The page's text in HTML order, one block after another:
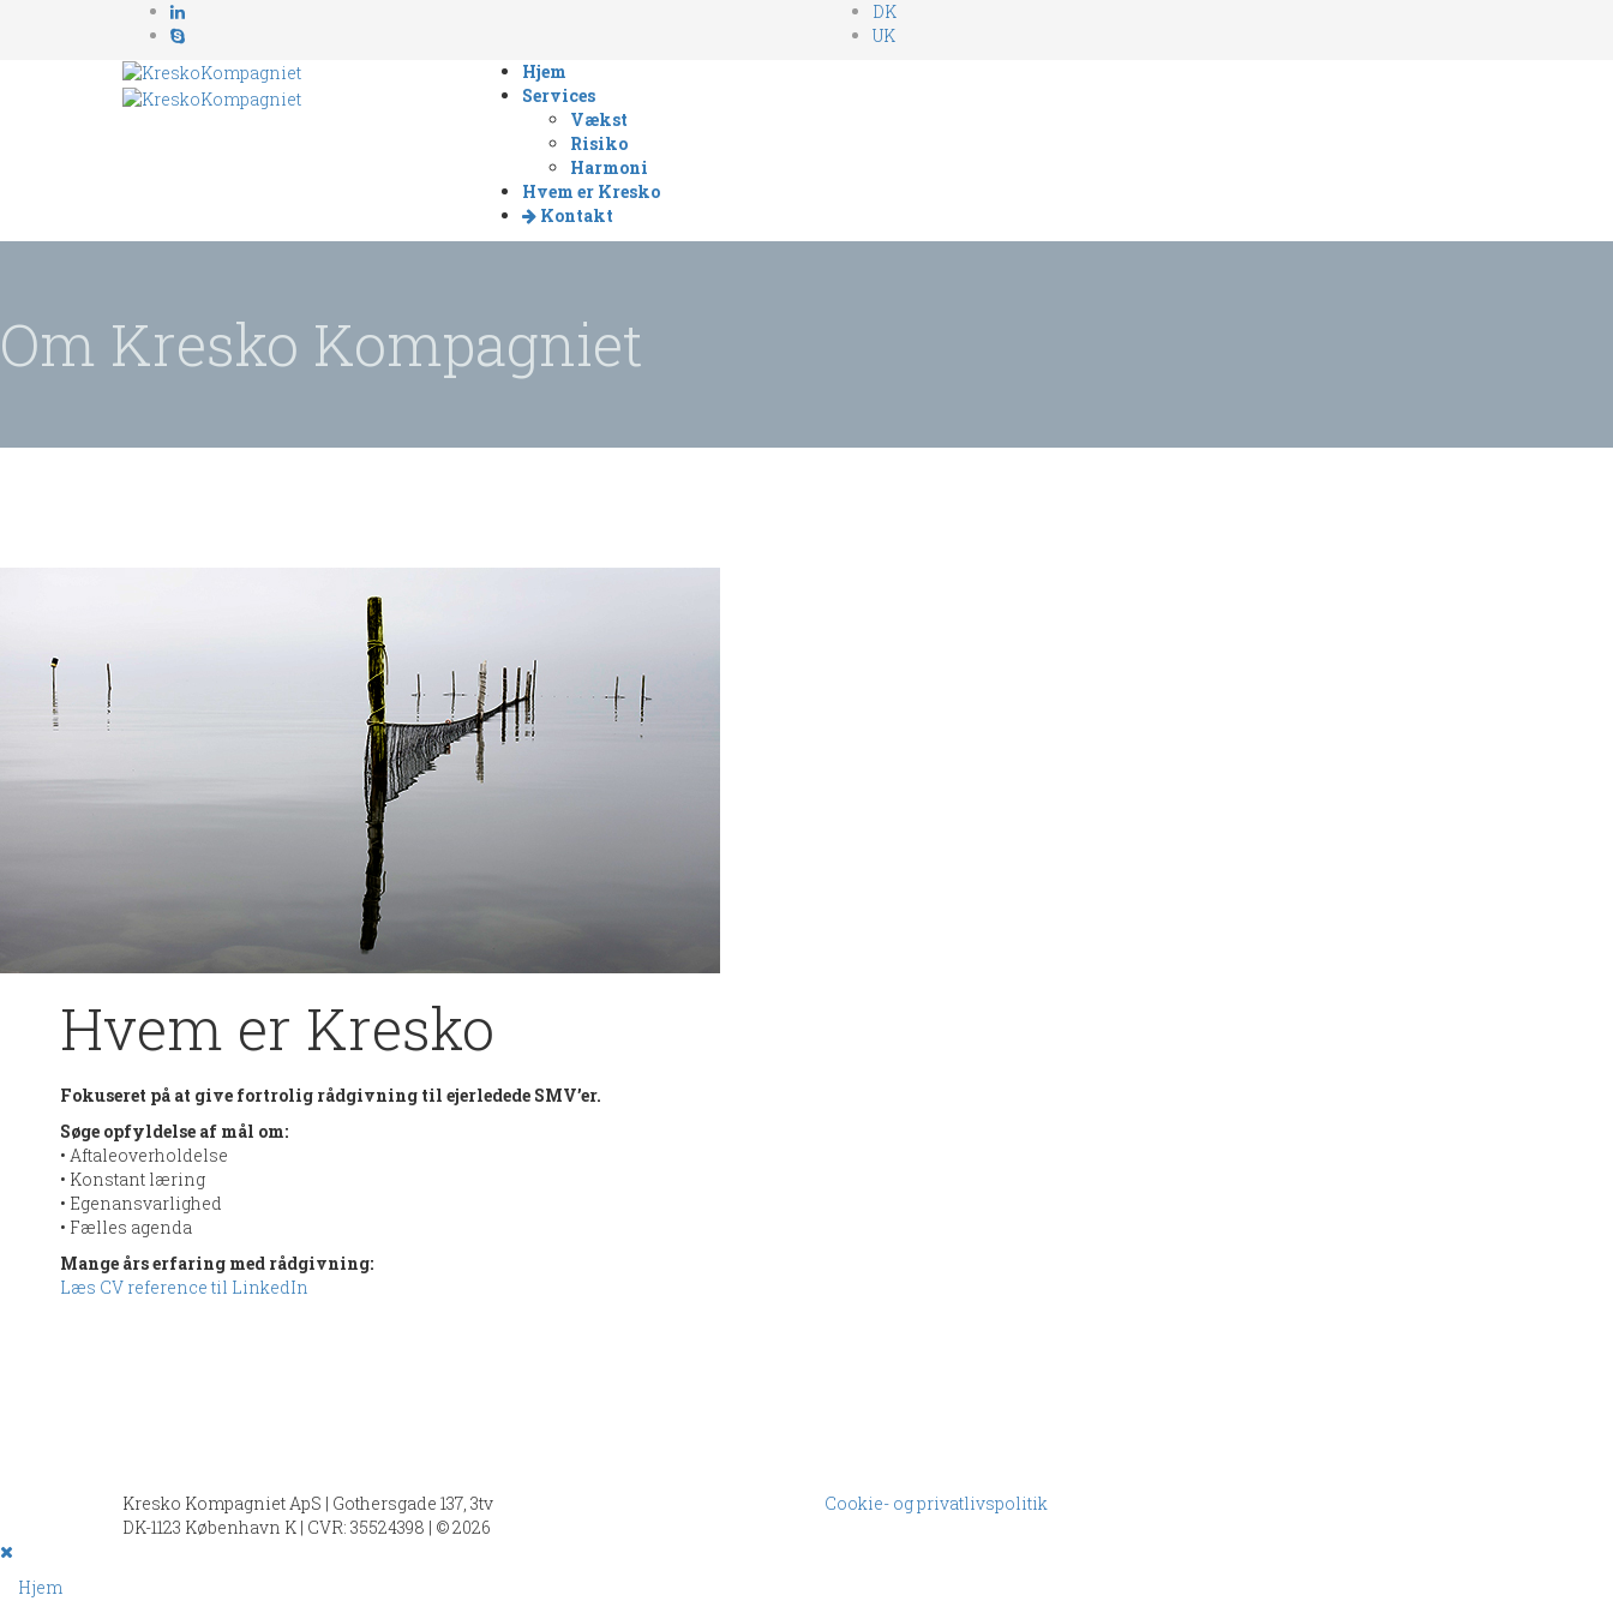
DK
UK
Hjem
Services
Vækst
Risiko
Harmoni
Hvem er Kresko
Kontakt
Om Kresko Kompagniet
Hvem er Kresko
Fokuseret på at give fortrolig rådgivning til ejerledede SMV’er.
Søge opfyldelse af mål om:
• Aftaleoverholdelse
• Konstant læring
• Egenansvarlighed
• Fælles agenda
Mange års erfaring med rådgivning:
Læs CV reference til LinkedIn
Kresko Kompagniet ApS | Gothersgade 137, 3tv
DK-1123 København K | CVR: 35524398 | © 2026
Cookie- og privatlivspolitik
Hjem